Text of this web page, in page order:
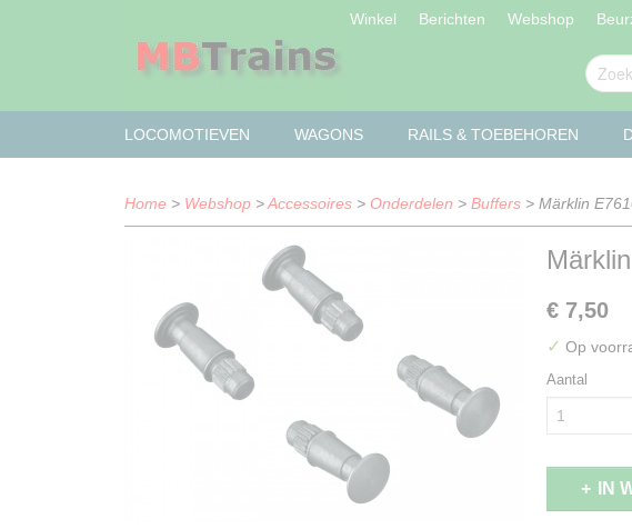
Winkel Berichten Webshop
LOCOMOTIEVEN WAGONS RAILS & TOEBEHOREN
Home > Webshop >Accessoires > Onderdelen > Buffers > Märklin
€ 7,50
✓ Op
Aantal
IN